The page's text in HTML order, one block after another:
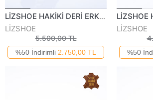
LİZSHOE HAKİKİ DERİ ERKEK GÜNLÜK BOT PPT 497325K
LİZSHOE
5.500,00 TL
%50 İndirimli 2.750,00 TL
LİZSHOE
%50